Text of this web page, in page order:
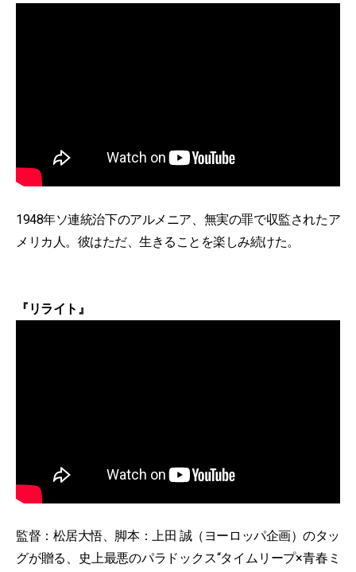
1948年ソ連統治下のアルメニア、無実の罪で収監されたア
メリカ人。彼はただ、生きることを楽しみ続けた。
『リライト』
監督：松居大悟、脚本：上田 誠（ヨーロッパ企画）のタッ
グが贈る、史上最悪のパラドックス“タイムリープ×青春ミ